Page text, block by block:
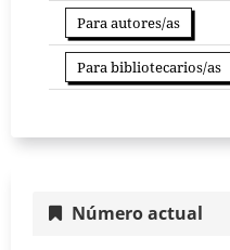
Para autores/as
Para bibliotecarios/as
Número actual